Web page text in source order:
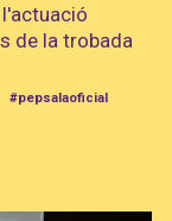
de la trobada
#pepsalaoficial